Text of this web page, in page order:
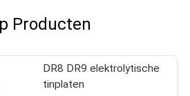
Producten
DR8 DR9 elektrolytische
tinplaten